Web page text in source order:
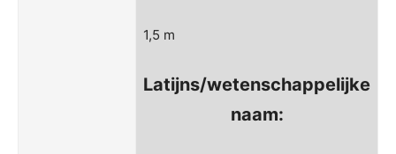
1,5 m
Latijns/wetenschappelijke
naam: